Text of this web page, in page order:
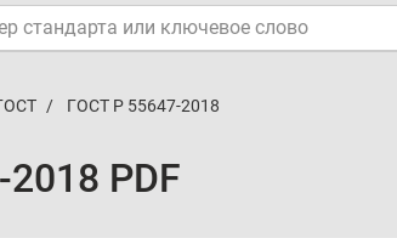
ГОСТ Р 55647-2018
PDF